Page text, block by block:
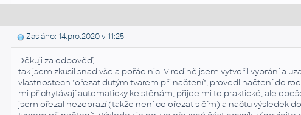
Zasláno: 14.pro.2020 v 11:25
Děkuji za odpověď,
tak jsem zkusil snad vše a pořád nic. V rodině jsem vytvořil vybrání a
vlastnostech "ořezat dutým tvarem při načtení", provedl načtení do
mi přichytávají automaticky ke stěnám, přijde mi to praktické, ale
jsem ořezal nezobrazí (takže není co ořezat s čím) a načtu výsledek